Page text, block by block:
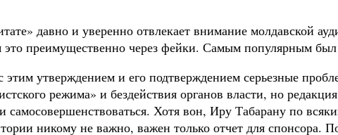
давно и уверенно отвлекает внимание молдавской
это преимущественно через фейки. Самым популярным
утверждением и его подтверждением серьезные
режима» и бездействия органов власти, но
самосовершенствоваться. Хотя вон, Иру Табарану по
никому не важно, важен только отчет для